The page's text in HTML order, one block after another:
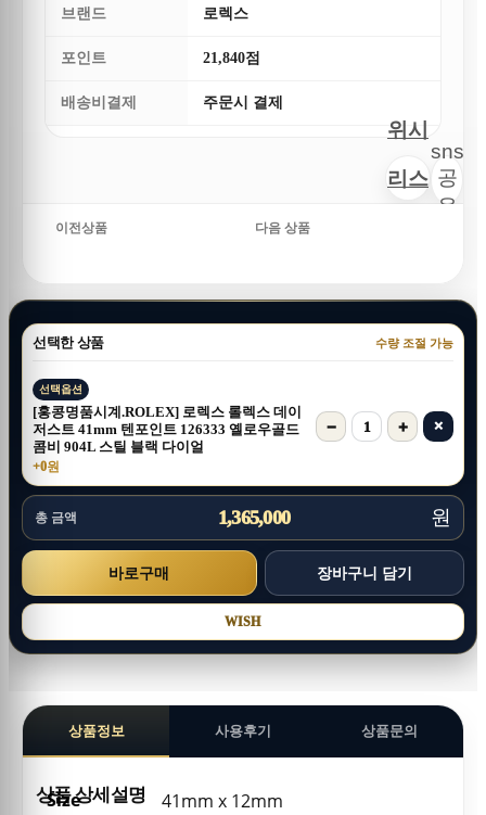
브랜드 로렉스
포인트 21,840점
배송비결제 주문시 결제
위시
리스
sns
공
유
이전상품 다음 상품
선택한 상품 수량 조절 가능
선택옵션
[홍콩명품시계.ROLEX] 로렉스 롤렉스 데이
저스트 41mm 텐포인트 126333 옐로우골드
콤비 904L 스틸 블랙 다이얼
+0원
− 1 + ×
총 금액 1,365,000 원
WISH
상품정보 사용후기 상품문의
상품 상세설명
Size 41mm x 12mm